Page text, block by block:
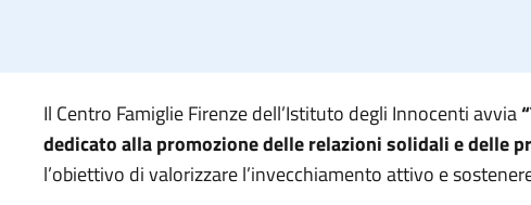
Il Centro Famiglie Firenze dell’Istituto degli Innocenti avvia
dedicato alla promozione delle relazioni solidali e delle
l’obiettivo di valorizzare l’invecchiamento attivo e